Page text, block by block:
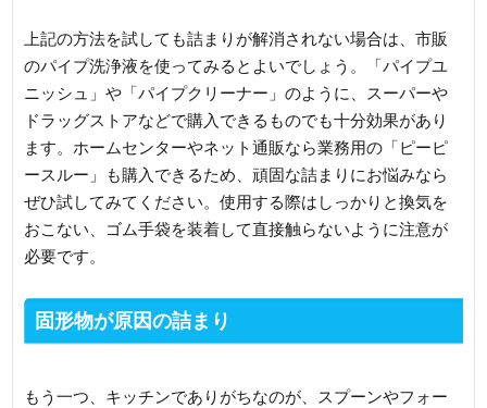
上記の方法を試しても詰まりが解消されない場合は、市販
のパイプ洗浄液を使ってみるとよいでしょう。「パイプユ
ニッシュ」や「パイプクリーナー」のように、スーパーや
ドラッグストアなどで購入できるものでも十分効果があり
ます。ホームセンターやネット通販なら業務用の「ピーピ
ースルー」も購入できるため、頑固な詰まりにお悩みなら
ぜひ試してみてください。使用する際はしっかりと換気を
おこない、ゴム手袋を装着して直接触らないように注意が
必要です。
固形物が原因の詰まり
もう一つ、キッチンでありがちなのが、スプーンやフォー